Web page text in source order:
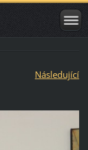
Následující